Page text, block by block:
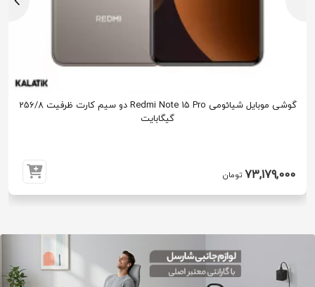
گوشی موبایل شیائومی Redmi Note 15 Pro دو سیم کارت ظرفیت 256/8
گیگابایت
73,179,000 تومان